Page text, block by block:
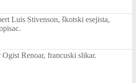
Luis Stivenson, škotski esejista,
Renoar, francuski slikar.